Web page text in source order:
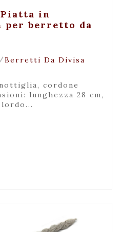
+ Visualizzain
per berretto da
/Berretti Da Divisa
lunghezza 28 cm,